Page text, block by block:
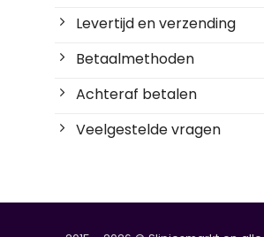
Levertijd en verzending
Betaalmethoden
Achteraf betalen
Veelgestelde vragen